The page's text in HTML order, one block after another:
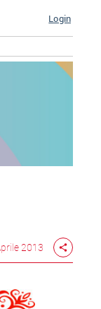
Login
2013 share